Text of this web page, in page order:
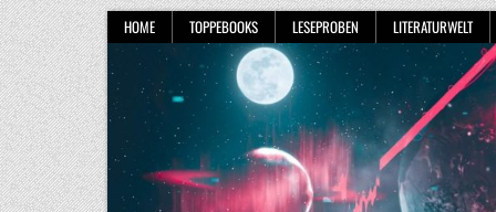
Skip
to
content
HOME TOPPEBOOKS LESEPROBEN LITERATURWELT